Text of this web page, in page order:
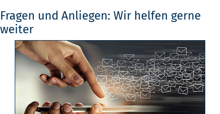
Fragen und Anliegen: Wir helfen gerne
weiter